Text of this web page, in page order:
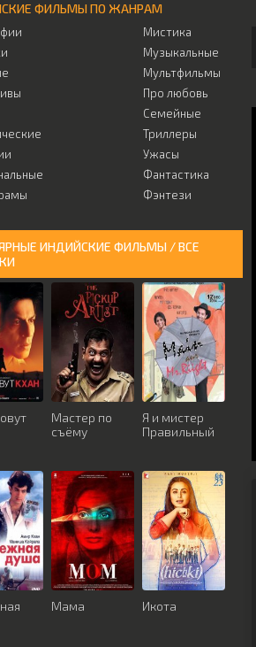
ФИЛЬМЫ ПО ЖАНРАМ
Мистика
Музыкальные
Мультфильмы
Про любовь
Семейные
Триллеры
Ужасы
Фантастика
Фэнтези
ИНДИЙСКИЕ ФИЛЬМЫ / ВСЕ
Мастер по
съёму
Я и мистер
Правильный
Мама Икота